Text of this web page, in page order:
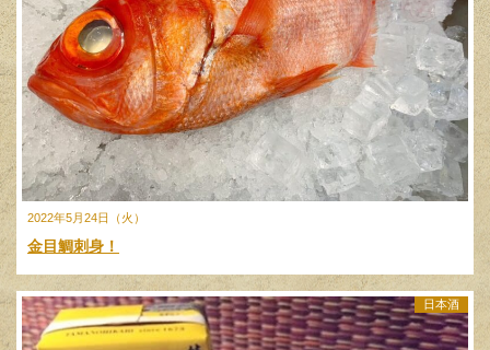
2022年5月24日（火）
金目鯛刺身！
日本酒